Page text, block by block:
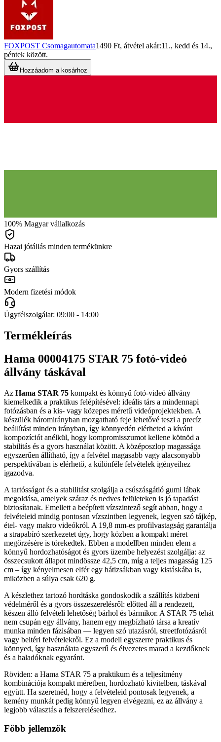
FOXPOST Csomagautomata1490 Ft, átvétel akár:11., kedd és 14.,
péntek között.
Hozzáadom a kosárhoz
100% Magyar vállalkozás
Hazai jótállás minden termékünkre
Gyors szállítás
Modern fizetési módok
Ügyfélszolgálat: 09:00 - 14:00
Termékleírás
Hama 00004175 STAR 75 fotó-videó
állvány táskával
Az Hama STAR 75 kompakt és könnyű fotó-videó állvány
kiemelkedik a praktikus felépítésével: ideális társ a mindennapi
fotózásban és a kis- vagy közepes méretű videóprojektekben. A
készülék háromirányban mozgatható feje lehetővé teszi a precíz
beállítást minden irányban, így könnyedén elérheted a kívánt
kompozíciót anélkül, hogy kompromisszumot kellene kötnöd a
stabilitás és a gyors használat között. A középoszlop magassága
egyszerűen állítható, így a felvétel magasabb vagy alacsonyabb
perspektívában is elérhető, a különféle felvételek igényeihez
igazodva.
A tartósságot és a stabilitást szolgálja a csúszásgátló gumi lábak
megoldása, amelyek száraz és nedves felületeken is jó tapadást
biztosítanak. Emellett a beépített vízszintező segít abban, hogy a
felvételeid mindig pontosan vízszintben legyenek, legyen szó tájkép,
étel- vagy makro videókról. A 19,8 mm-es profilvastagság garantálja
a strapabíró szerkezetet úgy, hogy közben a kompakt méret
megőrzésére is törekedtek. Ebben a modellben minden elem a
könnyű hordozhatóságot és gyors üzembe helyezést szolgálja: az
összecsukott állapot mindössze 42,5 cm, míg a teljes magasság 125
cm – így kényelmesen elfér egy hátizsákban vagy kistáskába is,
miközben a súlya csak 620 g.
A készlethez tartozó hordtáska gondoskodik a szállítás közbeni
védelméről és a gyors összeszerelésről: előtted áll a rendezett,
készen álló felvételi lehetőség bárhol és bármikor. A STAR 75 tehát
nem csupán egy állvány, hanem egy megbízható társa a kreatív
munka minden fázisában — legyen szó utazásról, streetfotózásról
vagy beltéri felvételekről. Ez a modell egyszerre praktikus és
könnyed, így használata egyszerű és élvezetes marad a kezdőknek
és a haladóknak egyaránt.
Röviden: a Hama STAR 75 a praktikum és a teljesítmény
kombinációja kompakt méretben, hordozható kivitelben, táskával
együtt. Ha szeretnéd, hogy a felvételeid pontosak legyenek, a
kemény munkát pedig könnyű legyen elvégezni, ez az állvány a
legjobb választás a felszerelésedhez.
Főbb jellemzők